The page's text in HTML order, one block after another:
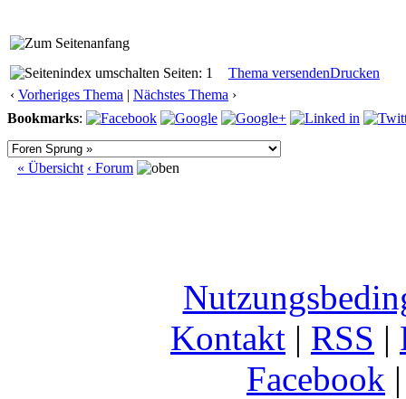
Seiten: 1 Thema versendenDrucken
‹ Vorheriges Thema | Nächstes Thema ›
Bookmarks:
« Übersicht ‹ Forum
Kontakt | RSS |
Facebook